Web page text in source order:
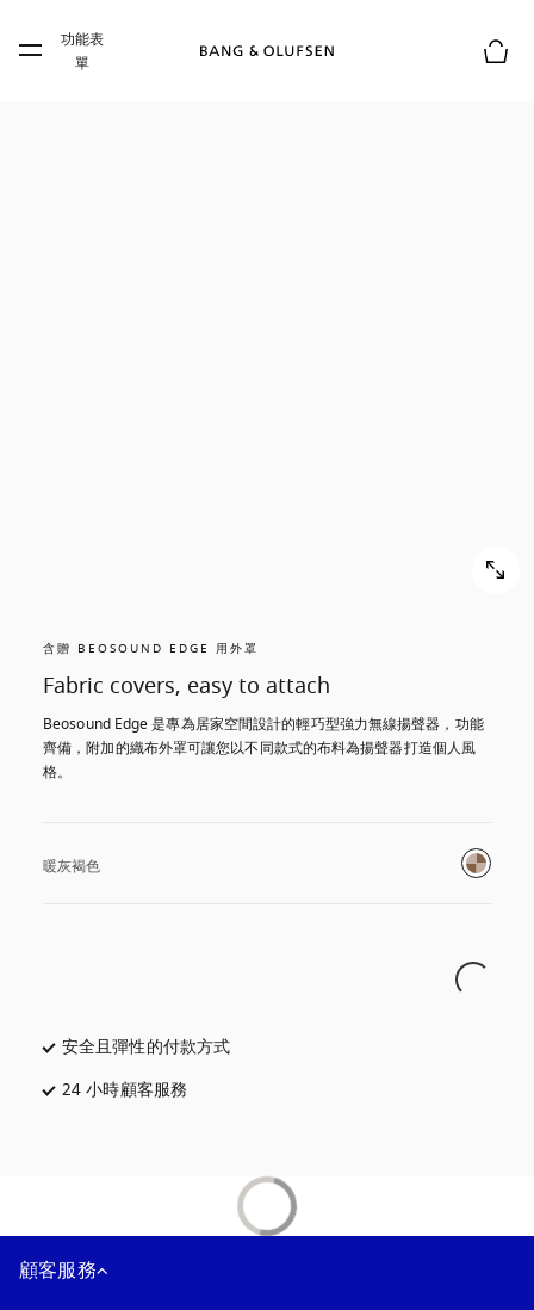
Skip to main footer
功能表
單
含贈 BEOSOUND EDGE 用外罩
Fabric covers, easy to attach
Beosound Edge 是專為居家空間設計的輕巧型強力無線揚聲器，功能
齊備，附加的織布外罩可讓您以不同款式的布料為揚聲器打造個人風
格。
暖灰褐色
安全且彈性的付款方式
24 小時顧客服務
顧客服務